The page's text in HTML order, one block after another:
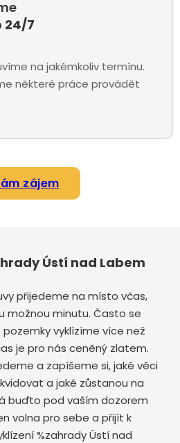
24/7
na jakémkoliv termínu.
některé práce provádět
zájem
Ústí nad Labem
přijedeme na místo včas,
možnou minutu. Často se
vyklízíme více než
je pro nás ceněný zlatem.
a zapíšeme si, jaké věci
a jaké zůstanou na
buďto pod vaším dozorem
volna pro sebe a přijít k
%zahrady Ústí nad